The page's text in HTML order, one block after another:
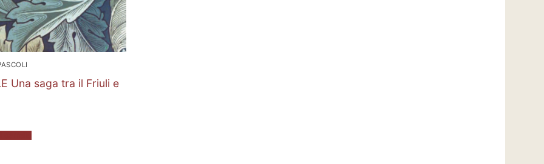
Una saga tra il Friuli e